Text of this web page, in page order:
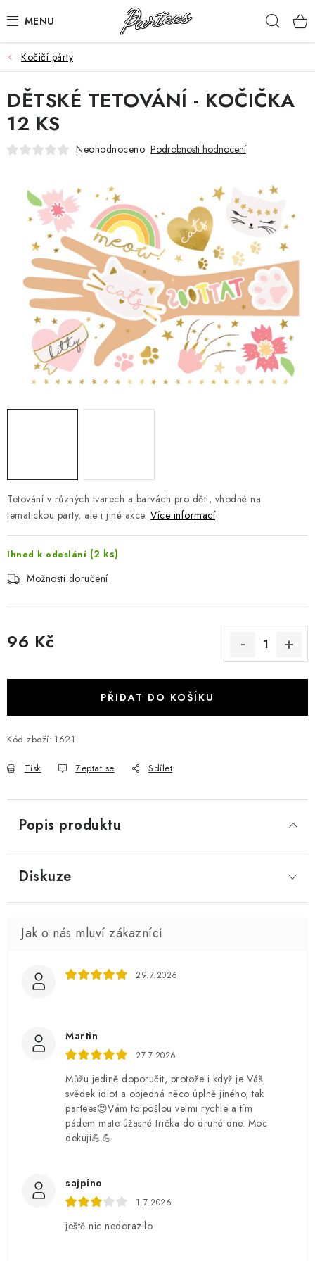
na
ROZLUČKA
NAROZENINY
NA MÍRU
VÁNOCE
🖤 SLEVY
KONTAKTY
Jak nakupovat Moje objednávka
Výměna / vrácení zboží
Hodnocení obchodu
Potisk textilu
Obchodní podmínky
GDPR + cookies
Kočičí párty
Tetování v různých tvarech a barvách pro děti, vhodné na
tematickou party, ale i jiné akce. Více informací
Ihned k odeslání (2 ks)
Možnosti doručení
96 Kč
PŘIDAT DO KOŠÍKU
Kód zboží: 1621
Tisk Zeptat se Sdílet
DĚTSKÉ TETOVÁNÍ - KOČIČKA
12 KS
Neohodnoceno Podrobnosti hodnocení
Popis produktu
Diskuze
29.7.2026
Martin
27.7.2026
Můžu jedině doporučit, protože i když je Váš
svědek idiot a objedná něco úplně jiného, tak
partees😍Vám to pošlou velmi rychle a tím
pádem mate úžasné trička do druhé dne. Moc
dekuji💪💪
sajpíno
1.7.2026
ještě nic nedorazilo